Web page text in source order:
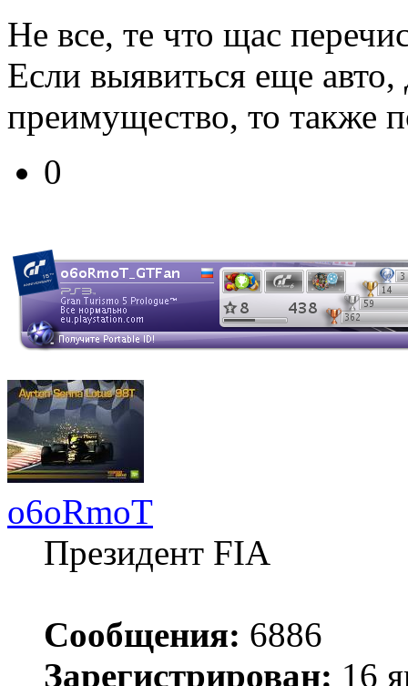
Не все, те что щас
Если выявиться еще
преимущество, то также
0
o6oRmoT
Президент FIA
Сообщения: 6886
Зарегистрирован: 16